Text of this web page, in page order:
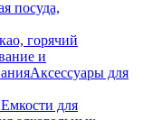
посуда,
горячий
и
Аксессуары для
Емкости для